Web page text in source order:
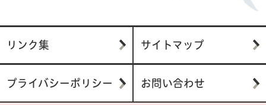
リンク集 サイトマップ
プライバシーポリシー お問い合わせ